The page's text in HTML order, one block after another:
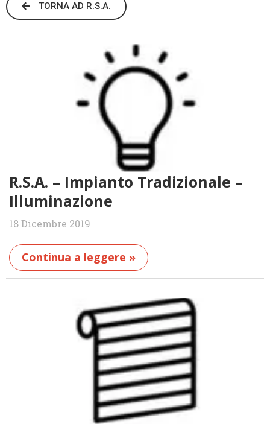
TORNA AD R.S.A.
R.S.A. – Impianto Tradizionale –
Illuminazione
18 Dicembre 2019
Continua a leggere »